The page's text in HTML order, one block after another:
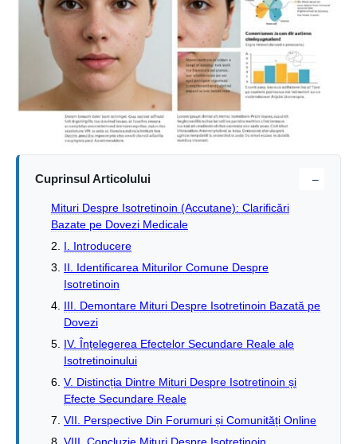
Cuprinsul Articolului −
Mituri Despre Isotretinoin (Accutane): Clarificări
Bazate pe Dovezi Medicale
I. Introducere
II. Identificarea Miturilor Comune Despre
Isotretinoin
III. Demontare Mituri Despre Isotretinoin Bazată pe
Dovezi
IV. Înțelegerea Efectelor Secundare Reale ale
Isotretinoinului
V. Distincția Dintre Mituri Despre Isotretinoin și
Efecte Secundare Reale
VII. Perspective Din Forumuri și Comunități Online